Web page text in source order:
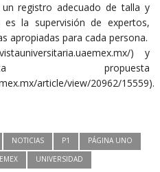
registro adecuado de talla y
la supervisión de expertos,
apropiadas para cada persona.
) y
propuesta
article/view/20962/15559).
NOTICIAS P1
PÁGINA UNO
UNIVERSIDAD